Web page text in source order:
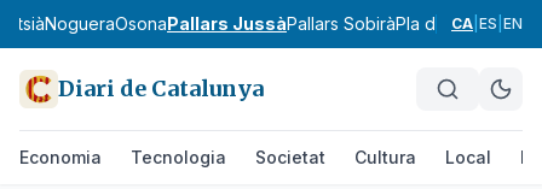
NogueraOsonaPallars JussàPallars SobiràPla d'UrgellPla
CA ES EN
Diari de Catalunya
Economia Tecnologia Societat Cultura Local